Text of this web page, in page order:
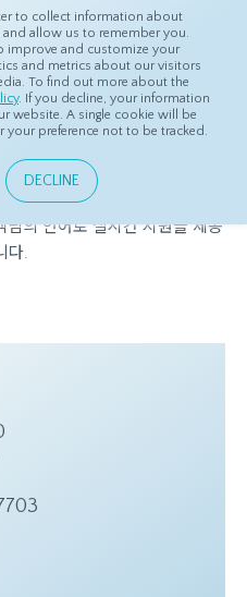
to collect information about
allow us to remember you.
improve and customize your
and metrics about our visitors
To find out more about the
. If you decline, your information
website. A single cookie will be
preference not to be tracked.
DECLINE
터
가요?저희는 24시간 답변 가능
의 언어로 실시간 지원을 제공
다.